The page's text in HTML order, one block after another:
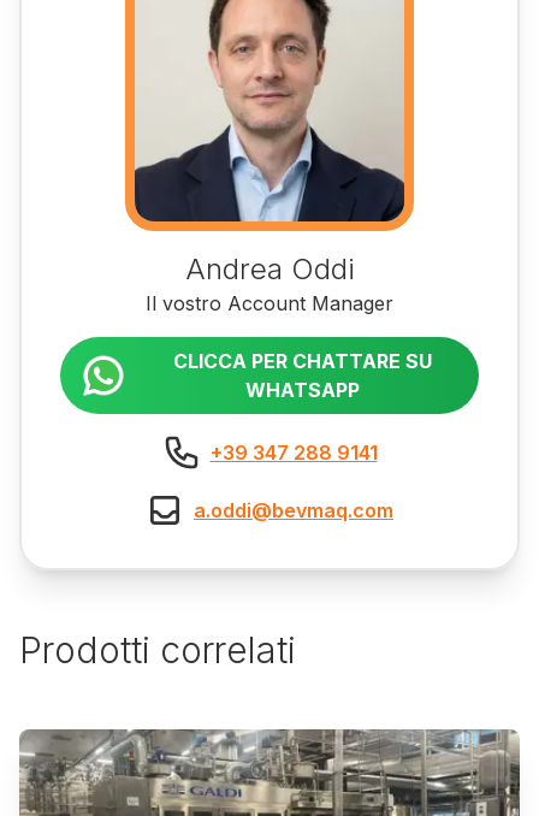
Andrea Oddi
Il vostro Account Manager
CLICCA PER CHATTARE SU
WHATSAPP
+39 347 288 9141
a.oddi@bevmaq.com
Prodotti correlati